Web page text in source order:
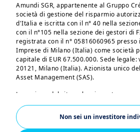
Amundi SGR, appartenente al Gruppo
società di gestione del risparmio
d'Italia e iscritta con il n° 40 nella
con il n°105 nella sezione dei gestori di
registrata con il n° 05816060965 presso
Imprese di Milano (Italia) come società
capitale di EUR 67.500.000. Sede legale:
20121, Milano (Italia). Azionista unico
Asset Management (SAS).
La sezione del sito web cui avrete
riservata alle persone residenti in Italia
stesso dall'Italia. Se risiedete in un
Amundi dedicato, vi preghiamo di
connettervi a tale sito.
Non sei un investitore